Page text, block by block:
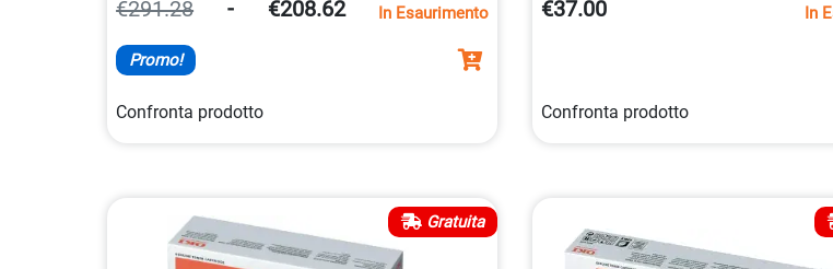
€291.28 - €208.62 In Esaurimento
Promo!
Confronta prodotto
€37.00 In
Confronta prodotto
Gratuita